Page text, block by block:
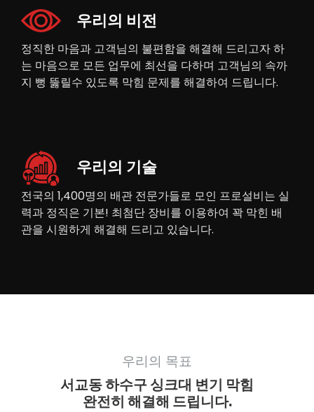
우리의 비전
정직한 마음과 고객님의 불편함을 해결해 드리고자 하
는 마음으로 모든 업무에 최선을 다하며 고객님의 속까
지 뻥 뚫릴수 있도록 막힘 문제를 해결하여 드립니다.
우리의 기술
전국의 1,400명의 배관 전문가들로 모인 프로설비는 실
력과 정직은 기본! 최첨단 장비를 이용하여 꽉 막힌 배
관을 시원하게 해결해 드리고 있습니다.
우리의 목표
서교동 하수구 싱크대 변기 막힘
완전히 해결해 드립니다.